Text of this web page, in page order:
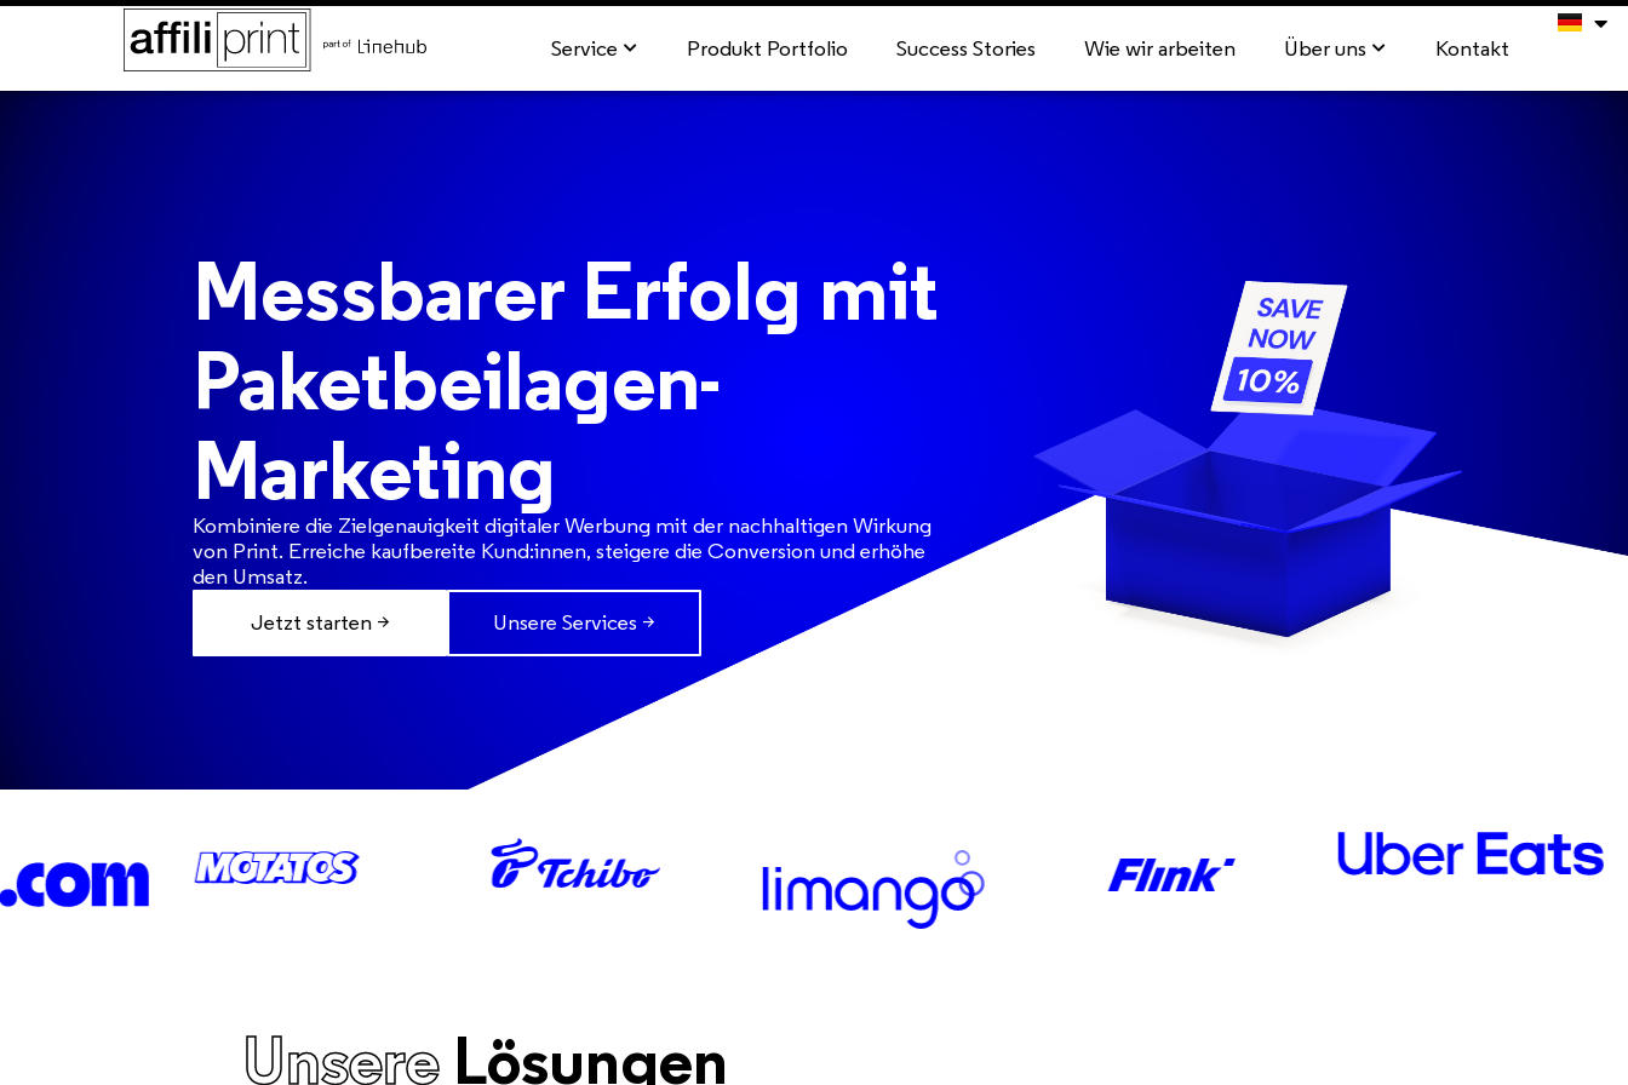
Service Produkt Portfolio Success Stories Wie wir arbeiten Über uns Kontakt
Messbarer Erfolg mit
Paketbeilagen-
Marketing
Kombiniere die Zielgenauigkeit digitaler Werbung mit der nachhaltigen Wirkung
von Print. Erreiche kaufbereite Kund:innen, steigere die Conversion und erhöhe
den Umsatz.
Jetzt starten >
Unsere Services >
Unsere Lösungen